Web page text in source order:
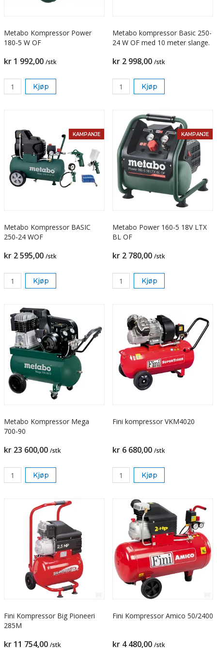
Metabo Kompressor Power
180-5 W OF
kr 1 992,00 /stk
Kjøp
Metabo kompressor Basic 250-
24 W OF med 10 meter slange.
kr 2 998,00 /stk
Kjøp
KAMPANJE
Metabo Kompressor BASIC
250-24 WOF
kr 2 595,00 /stk
Kjøp
KAMPANJE
Metabo Power 160-5 18V LTX
BL OF
kr 2 780,00 /stk
Kjøp
Metabo Kompressor Mega
700-90
kr 23 600,00 /stk
Kjøp
Fini kompressor VKM4020
kr 6 680,00 /stk
Kjøp
Fini Kompressor Big Pioneeri
285M
kr 11 754,00 /stk
Fini Kompressor Amico 50/2400
kr 4 480,00 /stk